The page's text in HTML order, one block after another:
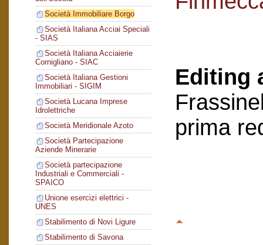
Società Immobiliare Borgo
Società Italiana Acciai Speciali
- SIAS
Società Italiana Acciaierie
Cornigliano - SIAC
Società Italiana Gestioni
Immobiliari - SIGIM
Società Lucana Imprese
Idrolettriche
Società Meridionale Azoto
Società Partecipazione
Aziende Minerarie
Società partecipazione
Industriali e Commerciali -
SPAICO
Unione esercizi elettrici -
UNES
Stabilimento di Novi Ligure
Stabilimento di Savona
Editing
prima